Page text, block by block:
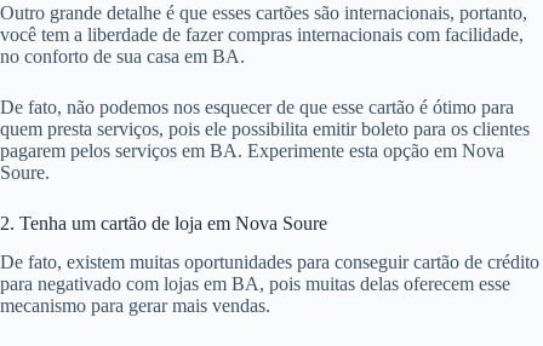
Outro grande detalhe é que esses cartões são internacionais, portanto,
você tem a liberdade de fazer compras internacionais com facilidade,
no conforto de sua casa em BA.
De fato, não podemos nos esquecer de que esse cartão é ótimo para
quem presta serviços, pois ele possibilita emitir boleto para os clientes
pagarem pelos serviços em BA. Experimente esta opção em Nova
Soure.
2. Tenha um cartão de loja em Nova Soure
De fato, existem muitas oportunidades para conseguir cartão de crédito
para negativado com lojas em BA, pois muitas delas oferecem esse
mecanismo para gerar mais vendas.